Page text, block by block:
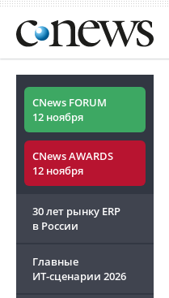
CNews FORUM
12 ноября
CNews AWARDS
12 ноября
30 лет рынку ERP
в России
Главные
ИТ-сценарии 2026